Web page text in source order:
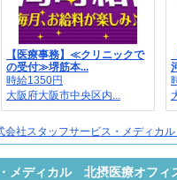
【医療事務】≪クリニックで
の受付≫堺筋本...
時給1350円
大阪府大阪市中央区内...
会社スタッフサービス・メディカ
メディカル 北摂医療オフ